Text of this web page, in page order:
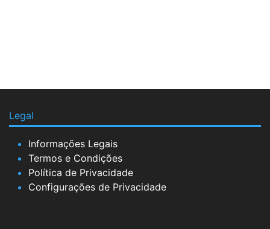
Legal
Informações Legais
Termos e Condições
Política de Privacidade
Configurações de Privacidade